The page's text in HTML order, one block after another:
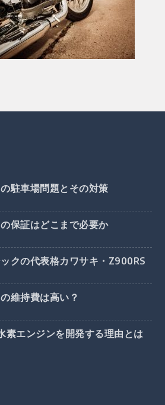
駐車場問題とその対策
保証はどこまで必要か
クの代表格カワサキ・Z900RS
維持費は高い？
素エンジンを開発する理由とは